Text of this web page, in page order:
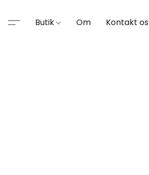
Butik Om Kontakt os